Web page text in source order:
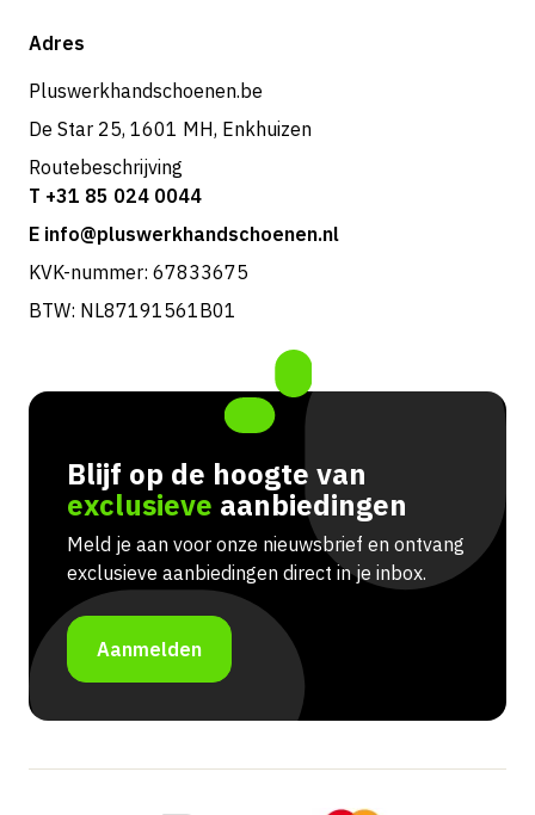
Retouren & service
Shop
Adres
Pluswerkhandschoenen.be
De Star 25, 1601 MH, Enkhuizen
Routebeschrijving
T +31 85 024 0044
E info@pluswerkhandschoenen.nl
KVK-nummer: 67833675
BTW: NL87191561B01
Blijf op de hoogte van
exclusieve aanbiedingen
Meld je aan voor onze nieuwsbrief en ontvang
exclusieve aanbiedingen direct in je inbox.
Aanmelden